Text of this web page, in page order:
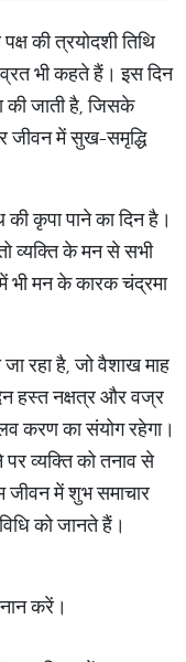
की त्रयोदशी तिथि
व्रत भी कहते हैं। इस दिन
की जाती है, जिसके
जीवन में सुख-समृद्धि
कृपा पाने का दिन है।
व्यक्ति के मन से सभी
भी मन के कारक चंद्रमा
रहा है, जो वैशाख माह
हस्त नक्षत्र और वज्र
करण का संयोग रहेगा।
व्यक्ति को तनाव से
जीवन में शुभ समाचार
को जानते हैं।
करें।